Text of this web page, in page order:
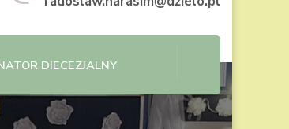
DIECEZJALNY